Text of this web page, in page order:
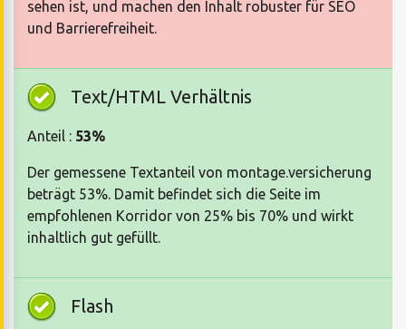
sehen ist, und machen den Inhalt robuster für SEO
und Barrierefreiheit.
Text/HTML Verhältnis
Anteil : 53%
Der gemessene Textanteil von montage.versicherung
beträgt 53%. Damit befindet sich die Seite im
empfohlenen Korridor von 25% bis 70% und wirkt
inhaltlich gut gefüllt.
Flash